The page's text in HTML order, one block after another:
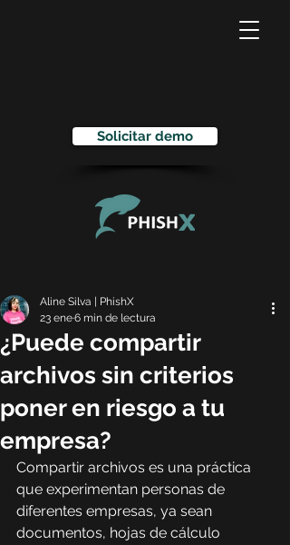
Solicitar demo
¿Puede compartir
archivos sin criterios
poner en riesgo a tu
empresa?
Aline Silva | PhishX
23 ene6 min de lectura
Compartir archivos es una práctica
que experimentan personas de
diferentes empresas, ya sean
documentos, hojas de cálculo